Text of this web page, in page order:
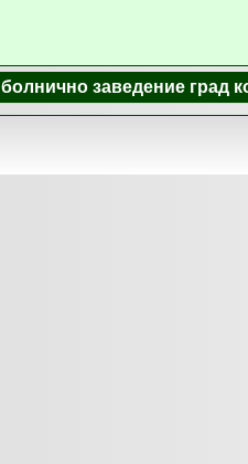
болнично заведение град